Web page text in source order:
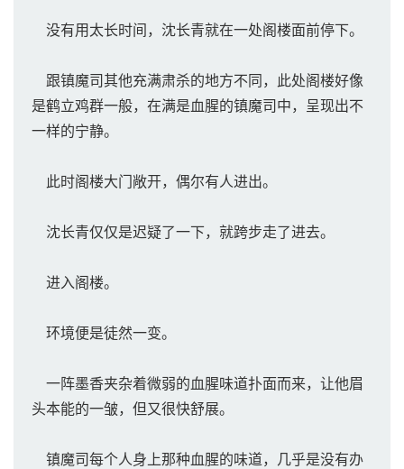
没有用太长时间，沈长青就在一处阁楼面前停下。
跟镇魔司其他充满肃杀的地方不同，此处阁楼好像
是鹤立鸡群一般，在满是血腥的镇魔司中，呈现出不
一样的宁静。
此时阁楼大门敞开，偶尔有人进出。
沈长青仅仅是迟疑了一下，就跨步走了进去。
进入阁楼。
环境便是徒然一变。
一阵墨香夹杂着微弱的血腥味道扑面而来，让他眉
头本能的一皱，但又很快舒展。
镇魔司每个人身上那种血腥的味道，几乎是没有办